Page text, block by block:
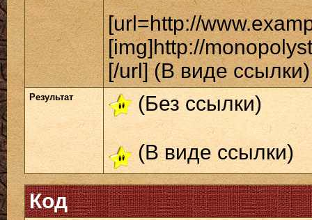
[url=http://
[img]http://
[/url] (В виде ссылки)
Результат (Без ссылки)
(В виде ссылки)
Код